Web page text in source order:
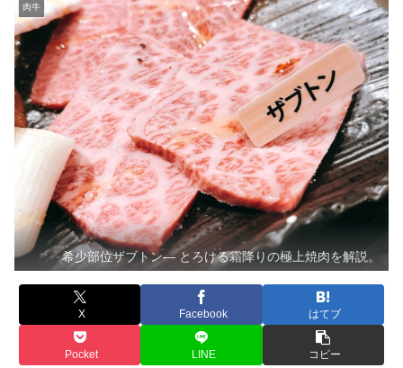
肉牛
希少部位ザブトン— とろける霜降りの極上焼肉を解説。
X Facebook はてブ
Pocket LINE コピー